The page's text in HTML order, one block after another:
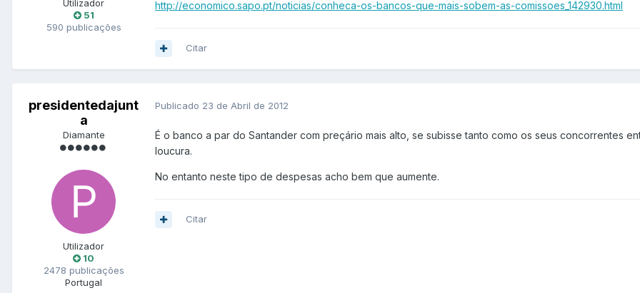
Utilizador
51
590 publicações
http://economico.sapo.pt/noticias/conheca-os-bancos-que-mais-sobem-as-comissoes_142930.html
Citar
presidentedajunt
a
Diamante
Utilizador
10
2478 publicações
Portugal
Publicado 23 de Abril de 2012
É o banco a par do Santander com preçário mais alto, se subisse tanto como os seus concorrentes
loucura.
No entanto neste tipo de despesas acho bem que aumente.
Citar